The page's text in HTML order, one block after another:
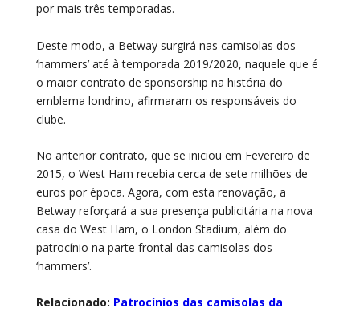
por mais três temporadas.
Deste modo, a Betway surgirá nas camisolas dos
‘hammers’ até à temporada 2019/2020, naquele que é
o maior contrato de sponsorship na história do
emblema londrino, afirmaram os responsáveis do
clube.
No anterior contrato, que se iniciou em Fevereiro de
2015, o West Ham recebia cerca de sete milhões de
euros por época. Agora, com esta renovação, a
Betway reforçará a sua presença publicitária na nova
casa do West Ham, o London Stadium, além do
patrocínio na parte frontal das camisolas dos
‘hammers’.
Relacionado: Patrocínios das camisolas da